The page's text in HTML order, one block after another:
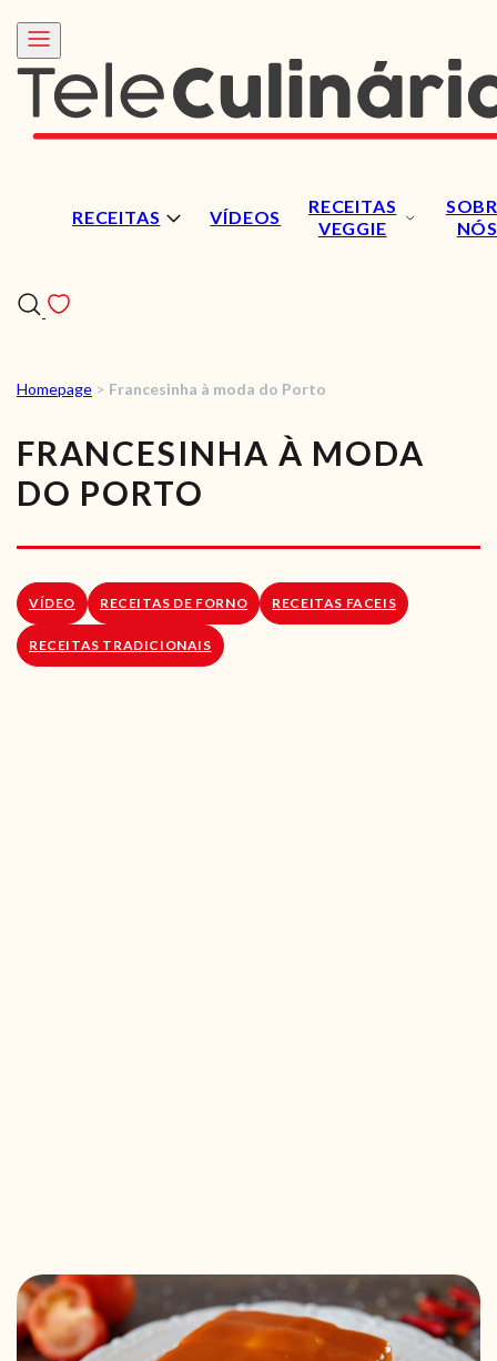
RECEITAS VÍDEOS
RECEITAS
VEGGIE
NÓS
RECEITAS
VÍDEOS
RECEITAS VEGGIE
LOJA ONLINE
Homepage > Francesinha à moda do Porto
FRANCESINHA À MODA
DO PORTO
VÍDEO RECEITAS DE FORNO RECEITAS FACEIS
RECEITAS TRADICIONAIS